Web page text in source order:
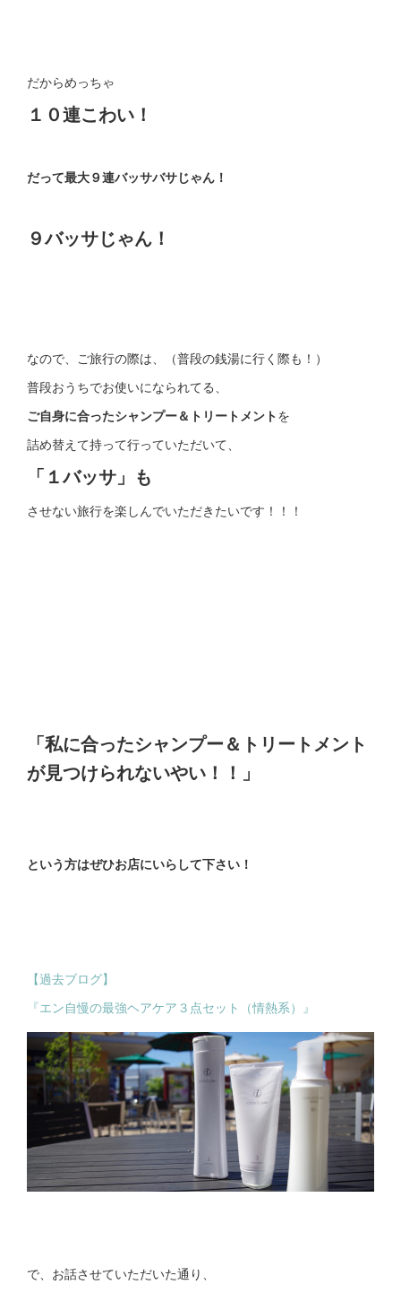
だからめっちゃ
１０連こわい！
だって最大９連バッサバサじゃん！
９バッサじゃん！
なので、ご旅行の際は、（普段の銭湯に行く際も！）
普段おうちでお使いになられてる、
ご自身に合ったシャンプー＆トリートメントを
詰め替えて持って行っていただいて、
「１バッサ」も
させない旅行を楽しんでいただきたいです！！！
「私に合ったシャンプー＆トリートメント
が見つけられないやい！！」
という方はぜひお店にいらして下さい！
【過去ブログ】
『エン自慢の最強ヘアケア３点セット（情熱系）』
で、お話させていただいた通り、